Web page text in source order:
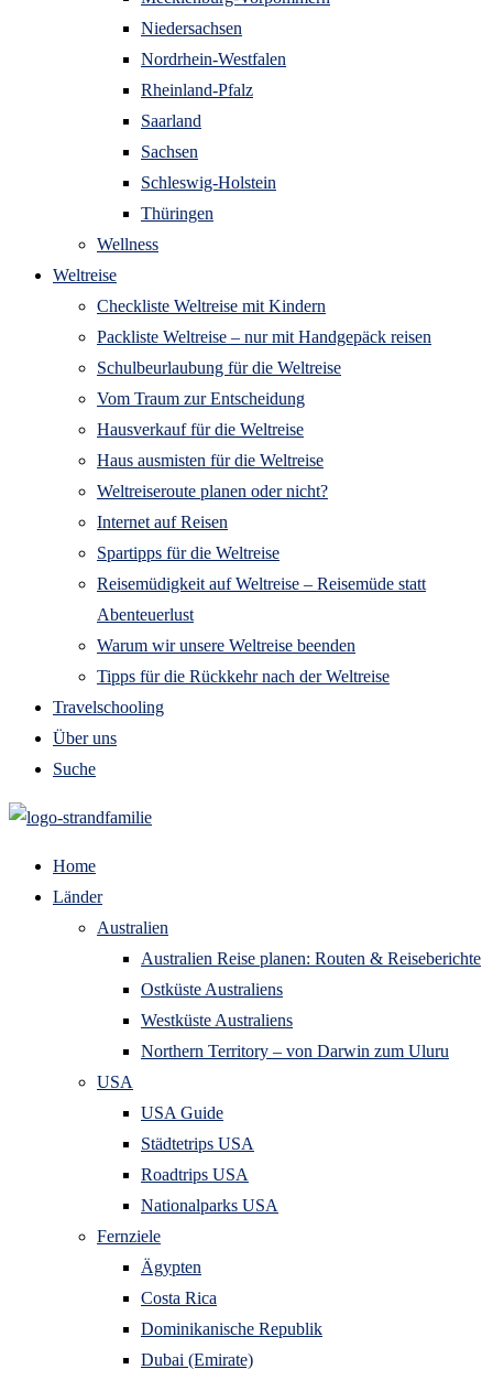
Niedersachsen
Nordrhein-Westfalen
Rheinland-Pfalz
Saarland
Sachsen
Schleswig-Holstein
Thüringen
Wellness
Weltreise
Checkliste Weltreise mit Kindern
Packliste Weltreise – nur mit Handgepäck reisen
Schulbeurlaubung für die Weltreise
Vom Traum zur Entscheidung
Hausverkauf für die Weltreise
Haus ausmisten für die Weltreise
Weltreiseroute planen oder nicht?
Internet auf Reisen
Spartipps für die Weltreise
Reisemüdigkeit auf Weltreise – Reisemüde statt
Abenteuerlust
Warum wir unsere Weltreise beenden
Tipps für die Rückkehr nach der Weltreise
Travelschooling
Über uns
Suche
Home
Länder
Australien
Australien Reise planen: Routen & Reiseberichte
Ostküste Australiens
Westküste Australiens
Northern Territory – von Darwin zum Uluru
USA
USA Guide
Städtetrips USA
Roadtrips USA
Nationalparks USA
Fernziele
Ägypten
Costa Rica
Dominikanische Republik
Dubai (Emirate)